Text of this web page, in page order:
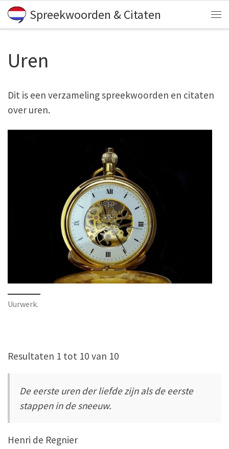
Skip to content
Spreekwoorden & Citaten
Uren
Dit is een verzameling spreekwoorden en citaten
over uren.
Uurwerk.
Resultaten 1 tot 10 van 10
De eerste uren der liefde zijn als de eerste
stappen in de sneeuw.
Henri de Regnier